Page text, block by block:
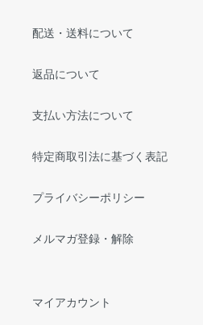
配送・送料について
返品について
支払い方法について
特定商取引法に基づく表記
プライバシーポリシー
メルマガ登録・解除
マイアカウント